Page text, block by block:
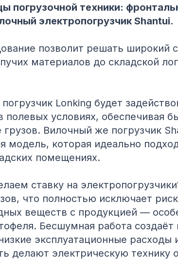
погрузочной техники:
электропогрузчик Shantui.
позволит решать широкий
материалов до складской
Lonking будет
полевых условиях, обеспечивая
Вилочный же погрузчик
модель, которая идеально
помещениях.
ставку на
что полностью исключает
веществ с продукцией —
Бесшумная работа
эксплуатационные расходы
делают электрическую